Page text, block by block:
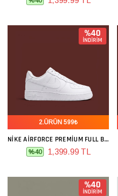
%40
İNDİRİM
2.ÜRÜN 599₺
NIKE AIRFORCE PREMIUM FULL BEYAZ
%40 1,399.99 TL
%40
İNDİRİM